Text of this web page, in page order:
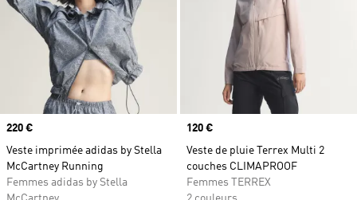
Prix
220 €
Veste imprimée adidas by Stella
McCartney Running
Femmes adidas by Stella
Prix
120 €
Veste de pluie Terrex Multi 2
couches CLIMAPROOF
Femmes TERREX